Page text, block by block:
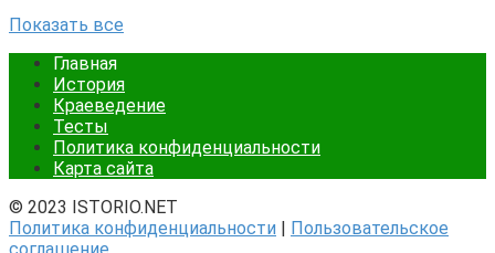
Показать все
Главная
История
Краеведение
Тесты
Политика конфиденциальности
Карта сайта
© 2023 ISTORIO.NET
Политика конфиденциальности | Пользовательское